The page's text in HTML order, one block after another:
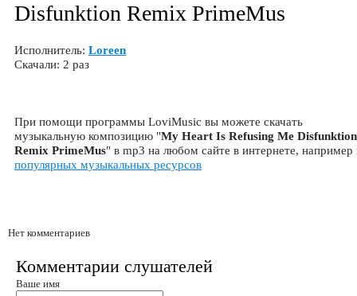
Disfunktion Remix PrimeMus
Исполнитель: Loreen
Скачали: 2 раз
При помощи программы LoviMusic вы можете скачать
музыкальную композицию "My Heart Is Refusing Me Disfunktion
Remix PrimeMus" в mp3 на любом сайте в интернете, например
популярных музыкальных ресурсов
Нет комментариев
Комментарии слушателей
Ваше имя